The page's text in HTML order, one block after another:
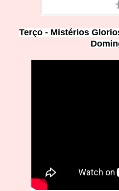
Terço - Mistérios